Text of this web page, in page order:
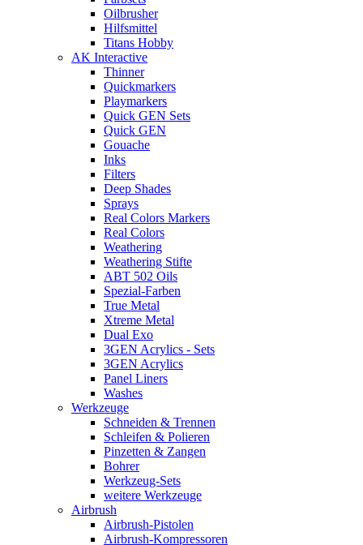
Oilbrusher
Hilfsmittel
Titans Hobby
AK Interactive
Thinner
Quickmarkers
Playmarkers
Quick GEN Sets
Quick GEN
Gouache
Inks
Filters
Deep Shades
Sprays
Real Colors Markers
Real Colors
Weathering
Weathering Stifte
ABT 502 Oils
Spezial-Farben
True Metal
Xtreme Metal
Dual Exo
3GEN Acrylics - Sets
3GEN Acrylics
Panel Liners
Washes
Werkzeuge
Schneiden & Trennen
Schleifen & Polieren
Pinzetten & Zangen
Bohrer
Werkzeug-Sets
weitere Werkzeuge
Airbrush
Airbrush-Pistolen
Airbrush-Kompressoren